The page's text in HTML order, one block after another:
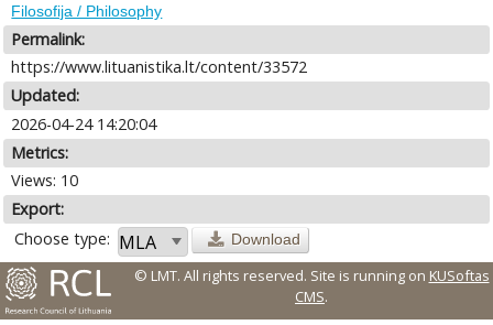
Filosofija / Philosophy
Permalink:
https://www.lituanistika.lt/content/33572
Updated:
2026-04-24 14:20:04
Metrics:
Views: 10
Export:
Choose type:
Download
© LMT. All rights reserved. Site is running on KUSoftas
CMS.